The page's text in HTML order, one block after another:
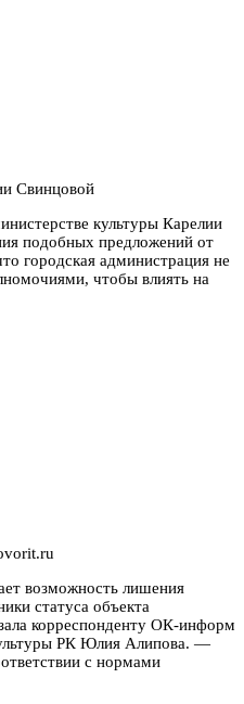
Свинцовой
культуры Карелии
подобных предложений от
городская администрация не
чтобы влиять на
возможность лишения
статуса объекта
корреспонденту ОК-информ
РК Юлия Алипова. —
с нормами